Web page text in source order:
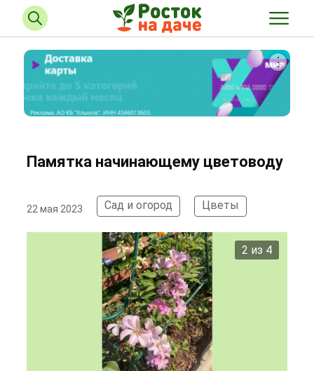
Памятка начинающему цветоводу
22 мая 2023 Сад и огород Цветы
2 из 4